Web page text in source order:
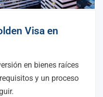
Visa en
en bienes raíces
y un proceso